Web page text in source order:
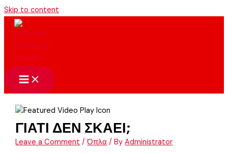
Skip to content
ΓΙΑΤΙ ΔΕΝ ΣΚΑΕΙ;
Leave a Comment /Όπλα / ByAdministrator